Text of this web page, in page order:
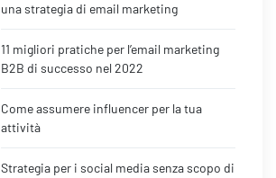
una strategia di email marketing
11 migliori pratiche per l’email marketing
B2B di successo nel 2022
Come assumere influencer per la tua
attività
Strategia per i social media senza scopo di